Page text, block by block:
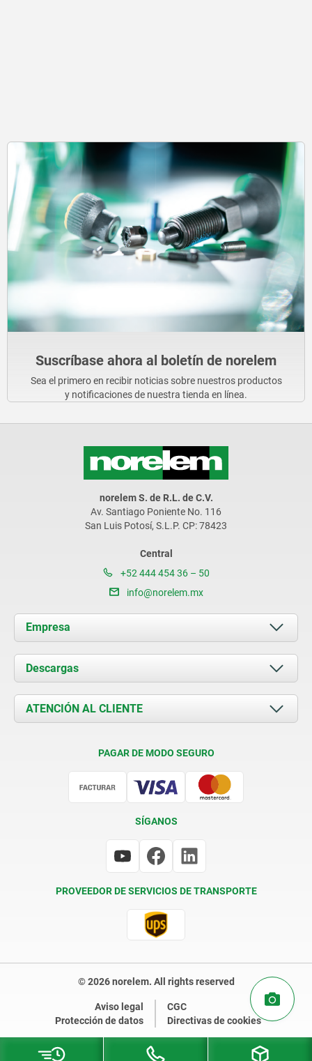
Suscríbase ahora al boletín de norelem
Sea el primero en recibir noticias sobre nuestros productos
y notificaciones de nuestra tienda en línea.
norelem S. de R.L. de C.V.
Av. Santiago Poniente No. 116
San Luis Potosí, S.L.P. CP: 78423
Central
+52 444 454 36 – 50
info@norelem.mx
Empresa
Acerca de nosotros
Novedades
Contacto
Descargas
Documents
ATENCIÓN AL CLIENTE
PAGAR DE MODO SEGURO
SÍGANOS
PROVEEDOR DE SERVICIOS DE TRANSPORTE
© 2026 norelem. All rights reserved
Aviso legal
CGC
Protección de datos
Directivas de cookies